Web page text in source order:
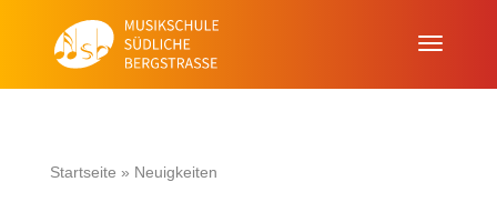
Startseite » Neuigkeiten